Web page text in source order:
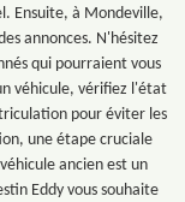
Ensuite, à Mondeville,
annonces. N'hésitez
qui pourraient vous
véhicule, vérifiez l'état
pour éviter les
une étape cruciale
ancien est un
Eddy vous souhaite